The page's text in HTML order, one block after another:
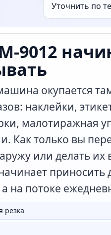
Уточнить по
9012
окупается
наклейки,
малотиражная
Как только вы
или делать их
приносить
на потоке
резка